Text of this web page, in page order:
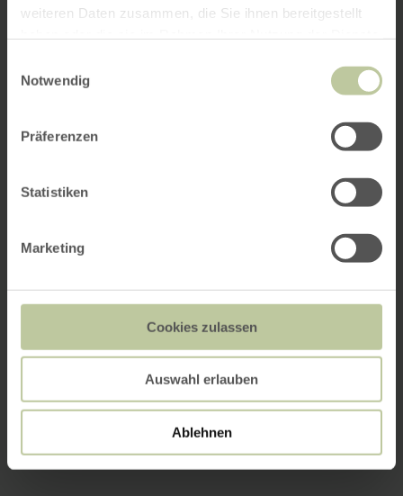
weiteren Daten zusammen, die Sie ihnen bereitgestellt
Notwendig
Präferenzen
Statistiken
Marketing
Cookies zulassen
Auswahl erlauben
Ablehnen